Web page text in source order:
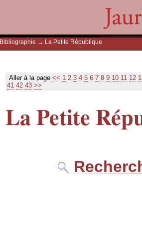
Bibliographie → La Petite République
Aller à la page << 1 2 3 4 5 6 7 8 9 10 11 12
41 42 43 >>
La Petite